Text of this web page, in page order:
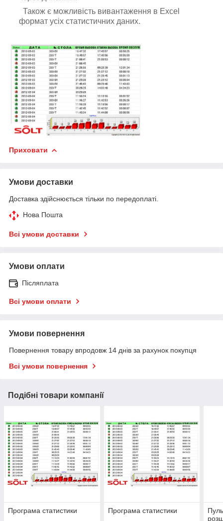
Також є можливість вивантаження в Excel
формат усіх статистичних даних.
Приховати
Умови доставки
Доставка здійснюється тільки по передоплаті.
Нова Пошта
Всі умови доставки
Умови оплати
Післяплата
Всі умови оплати
Умови повернення
Повернення товару впродовж 14 днів за рахунок покупця
Всі умови повернення
Подібні товари компанії
Програма статистики Програма статистики